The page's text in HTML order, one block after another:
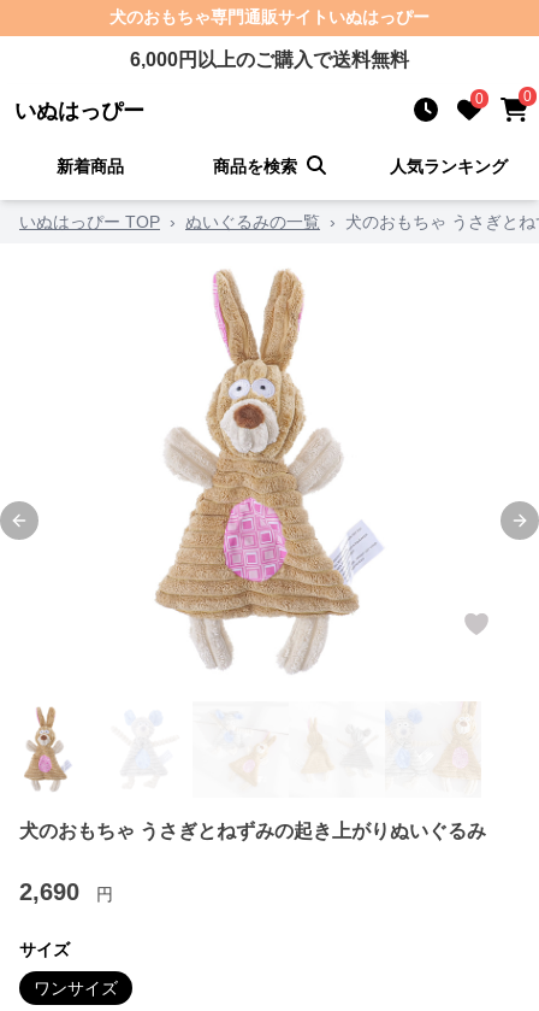
犬のおもちゃ専門通販サイト いぬはっぴー
6,000円以上のご購入で送料無料
いぬはっぴー 0 0
新着商品 商品を検索 人気ランキング
いぬはっぴー TOP › ぬいぐるみの一覧 › 犬のおもちゃ うさぎと
Previous slide
犬のおもちゃ うさぎとねずみの起き上がりぬいぐるみ
2,690 円
サイズ
ワンサイズ